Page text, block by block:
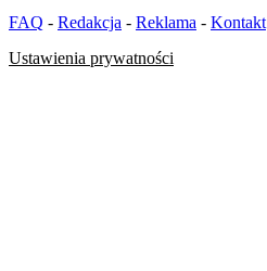
FAQ - Redakcja - Reklama - Kontakt
Ustawienia prywatności